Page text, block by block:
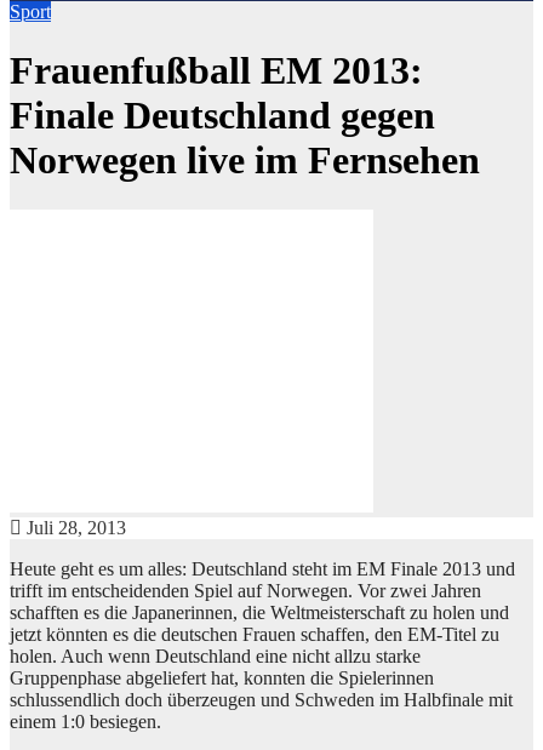
Sport
Frauenfußball EM 2013:
Finale Deutschland gegen
Norwegen live im Fernsehen
Juli 28, 2013
Heute geht es um alles: Deutschland steht im EM Finale 2013 und
trifft im entscheidenden Spiel auf Norwegen. Vor zwei Jahren
schafften es die Japanerinnen, die Weltmeisterschaft zu holen und
jetzt könnten es die deutschen Frauen schaffen, den EM-Titel zu
holen. Auch wenn Deutschland eine nicht allzu starke
Gruppenphase abgeliefert hat, konnten die Spielerinnen
schlussendlich doch überzeugen und Schweden im Halbfinale mit
einem 1:0 besiegen.